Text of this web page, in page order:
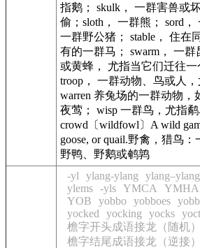
指鹅； skulk， 一群害兽或
偷；sloth， 一群熊； sord，
一群野公猪； stable， 住在
有的一群马； swarm， 一
或黄蜂， 尤指当它们迁往一
troop， 一群动物、鸟或人，
warren 养兔场的一群动物，
夜莺； wisp 一群鸟，尤指
crowd 〔wildfowl〕A wild
goose, or quail.野禽，猎鸟
野鸭 、野鹅或鹌鹑
-yl ylang-ylang ylang–ylang
ylems -yls YMCA YMHA
YOB
yobbo yobboes
yocked
yocking yocks
檐字开头成语接龙（随机）
檐字结尾成语接龙（逆接）